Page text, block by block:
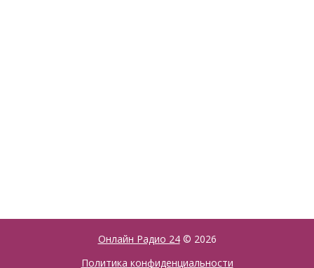
Онлайн Радио 24© 2026
Политика конфиденциальности